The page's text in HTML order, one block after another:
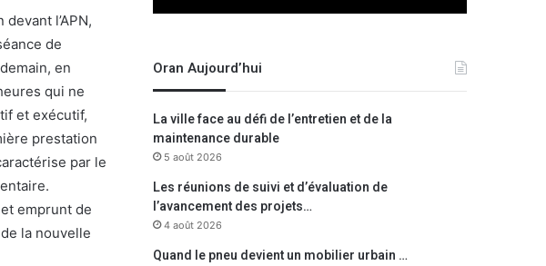
l’APN,
de
en
qui ne
et exécutif,
prestation
par le
emprunt de
la nouvelle
Oran Aujourd’hui
La ville face au défi de l’entretien et de la
maintenance durable
5 août 2026
Les réunions de suivi et d’évaluation de
l’avancement des projets…
4 août 2026
Quand le pneu devient un mobilier urbain …